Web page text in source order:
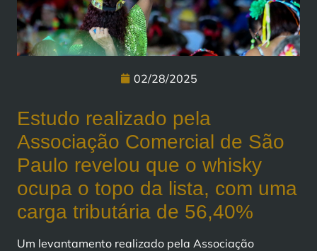
02/28/2025
Estudo realizado pela
Associação Comercial de São
Paulo revelou que o whisky
ocupa o topo da lista, com uma
carga tributária de 56,40%
Um levantamento realizado pela Associação